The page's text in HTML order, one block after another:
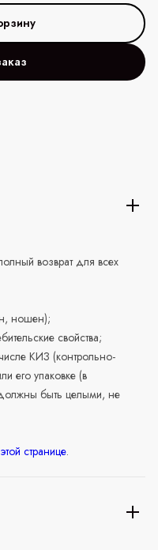
возврат для всех
ношен);
свойства;
КИЗ (контрольно-
его упаковке (в
быть целыми, не
этой странице.